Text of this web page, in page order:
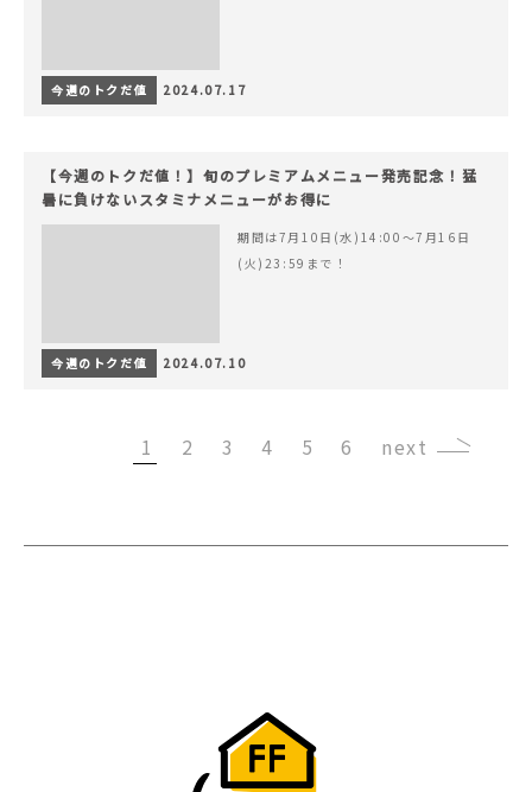
今週のトクだ値 2024.07.17
【今週のトクだ値！】旬のプレミアムメニュー発売記念！猛
暑に負けないスタミナメニューがお得に
期間は7月10日(水)14:00〜7月16日
(火)23:59まで！
今週のトクだ値 2024.07.10
1 2 3 4 5 6 ›